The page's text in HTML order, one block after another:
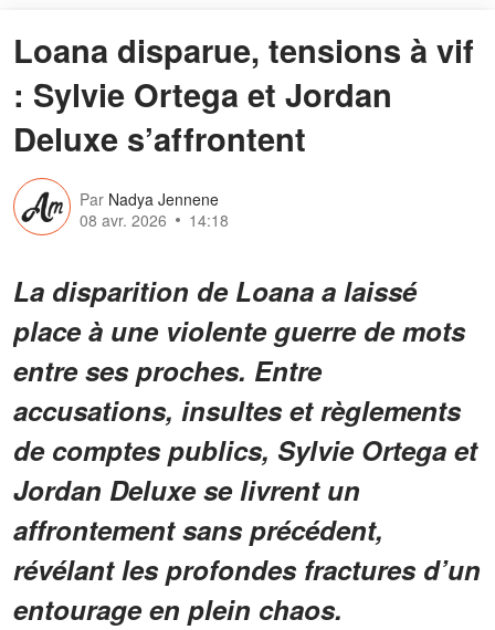
Loana disparue, tensions à vif
: Sylvie Ortega et Jordan
Deluxe s’affrontent
Par Nadya Jennene
08 avr. 2026
14:18
La disparition de Loana a laissé
place à une violente guerre de mots
entre ses proches. Entre
accusations, insultes et règlements
de comptes publics, Sylvie Ortega et
Jordan Deluxe se livrent un
affrontement sans précédent,
révélant les profondes fractures d’un
entourage en plein chaos.